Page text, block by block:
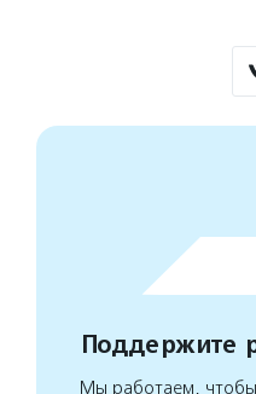
Поддержите
Мы работаем, чтобы